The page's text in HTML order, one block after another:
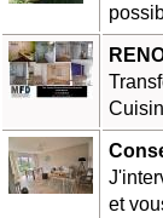
et